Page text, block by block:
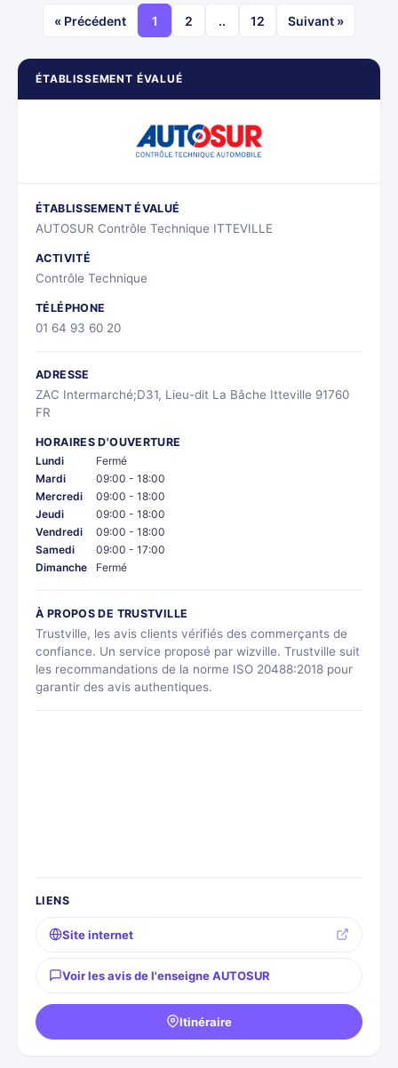
ÉTABLISSEMENT ÉVALUÉ
ÉTABLISSEMENT ÉVALUÉ
AUTOSUR Contrôle Technique ITTEVILLE
ACTIVITÉ
Contrôle Technique
TÉLÉPHONE
01 64 93 60 20
ADRESSE
ZAC Intermarché;D31, Lieu-dit La Bâche Itteville 91760
FR
HORAIRES D'OUVERTURE
Lundi
Fermé
Mardi
09:00 - 18:00
Mercredi
09:00 - 18:00
Jeudi
09:00 - 18:00
Vendredi
09:00 - 18:00
Samedi
09:00 - 17:00
Dimanche
Fermé
À PROPOS DE TRUSTVILLE
Trustville, les avis clients vérifiés des commerçants de
confiance. Un service proposé par wizville. Trustville suit
les recommandations de la norme ISO 20488:2018 pour
garantir des avis authentiques.
LIENS
Site internet
Voir les avis de l'enseigne AUTOSUR
Itinéraire
« Précédent 1 2 .. 12 Suivant »